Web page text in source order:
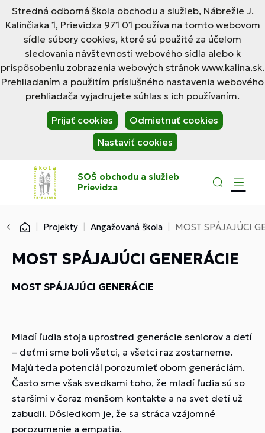
Stredná odborná škola obchodu a služieb, Nábrežie J.
Kalinčiaka 1, Prievidza 971 01 používa na tomto webovom
sídle súbory cookies, ktoré sú použité za účelom
sledovania návštevnosti webového sídla alebo k
prispôsobeniu zobrazenia webových stránok www.kalina.sk.
Prehliadaním a použitím príslušného nastavenia webového
prehliadača vyjadrujete súhlas s ich používaním.
Prijať cookies
Odmietnuť cookies
Nastaviť cookies
SOŠ obchodu a služieb
Prievidza
Projekty Angažovaná škola MOST SPÁJAJÚCI
MOST SPÁJAJÚCI GENERÁCIE
MOST SPÁJAJÚCI GENERÁCIE
Mladí ľudia stoja uprostred generácie seniorov a detí
– deťmi sme boli všetci, a všetci raz zostarneme.
Majú teda potenciál porozumieť obom generáciám.
Často sme však svedkami toho, že mladí ľudia sú so
staršími v čoraz menšom kontakte a na svet detí už
zabudli. Dôsledkom je, že sa stráca vzájomné
porozumenie a empatia.